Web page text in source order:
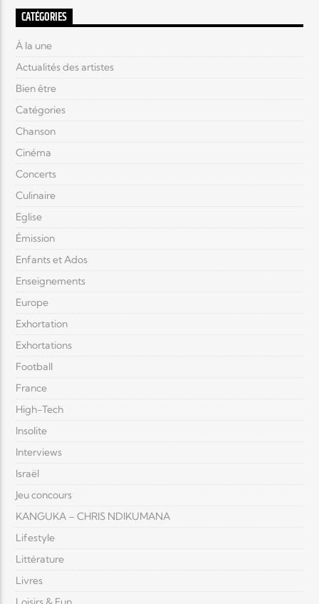
CATÉGORIES
À la une
Actualités des artistes
Bien être
Catégories
Chanson
Cinéma
Concerts
Culinaire
Eglise
Émission
Enfants et Ados
Enseignements
Europe
Exhortation
Exhortations
Football
France
High-Tech
Insolite
Interviews
Israël
Jeu concours
KANGUKA – CHRIS NDIKUMANA
Lifestyle
Littérature
Livres